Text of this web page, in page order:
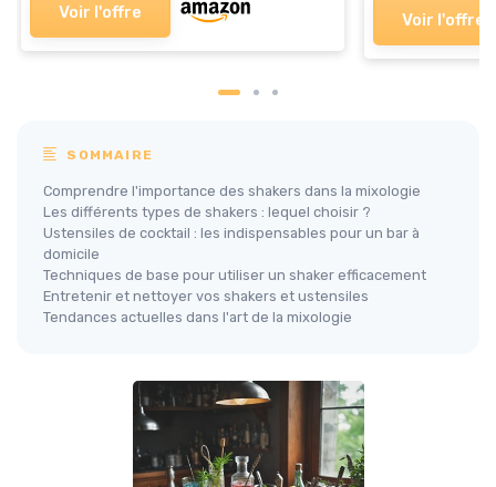
Voir l'offre Voir l'offre
SOMMAIRE
Comprendre l'importance des shakers dans la mixologie
Les différents types de shakers : lequel choisir ?
Ustensiles de cocktail : les indispensables pour un bar à
domicile
Techniques de base pour utiliser un shaker efficacement
Entretenir et nettoyer vos shakers et ustensiles
Tendances actuelles dans l'art de la mixologie